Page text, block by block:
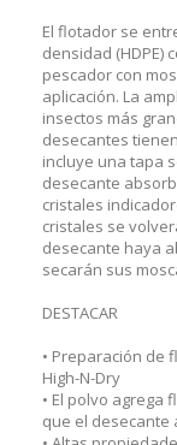
El flotador se
densidad (HDPE)
pescador con
aplicación. La
insectos más
desecantes
incluye una tapa
desecante
cristales
cristales se
desecante haya
secarán sus
DESTACAR
• Preparación de
High-N-Dry
• El polvo agrega
que el desecante